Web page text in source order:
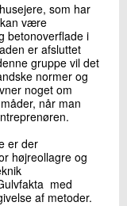
for den daglige
gulve i mange
som har
være
betonoverflade i
er afsluttet
gruppe vil det
normer og
noget om
når man
er der
højreollagre og
med
af metoder.